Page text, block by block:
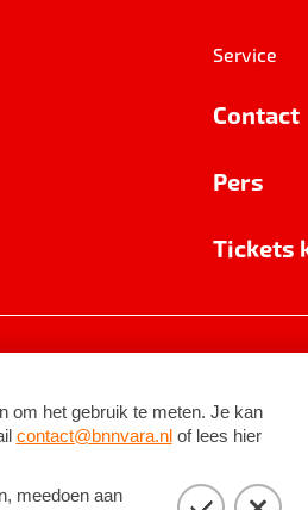
Service
Contact
Pers
Tickets